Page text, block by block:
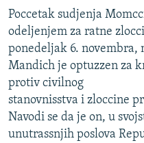
FOTOGALERIJE
INFOGRAFIKE
RAT U UKRAJINI
KINA NA BALKANU
RSE PRIČE IZ SVIJETA
ISPRIČAJ MI
DNEVNO@RSE
SPECIJALI RSE
Poccetak sudjenja
odeljenjem za ratne
ponedeljak 6. novembra,
Mandich je optuzzen za
protiv civilnog
stanovnisstva i zloccine
Navodi se da je on, u
unutrassnjih poslova